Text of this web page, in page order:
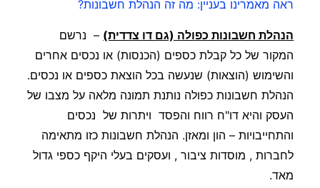
ראה מאמרינו בעניין: מה זה הנהלת חשבונות?
הנהלת חשבונות כפולה (גם דו צדדית) – נרשם
המקור של כל קבלת כספים (הכנסות) או נכסים אחרים
והשימוש (הוצאות) שנעשה בכל הוצאת כספים או נכסים.
הנהלת חשבונות כפולה נותנת תמונה מלאה על מצבו של
העסק והיא דו"ח רווח והפסד ויתרות של נכסים
והתחייבויות – הון ומאזן. הנהלת חשבונות כזו מתאימה
לחברות , מוסדות ציבור , ועסקים בעלי היקף כספי גדול
מאד.